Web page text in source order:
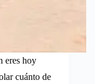
eres hoy
cuánto de